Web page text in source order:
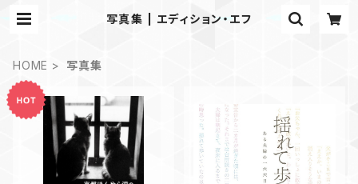
写真集 | エディション・エフ
HOME 写真集